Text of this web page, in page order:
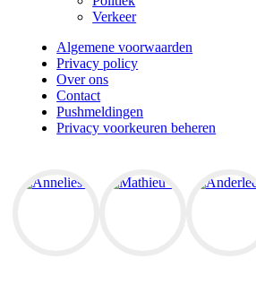
Verkeer
Algemene voorwaarden
Privacy policy
Over ons
Contact
Pushmeldingen
Privacy voorkeuren beheren